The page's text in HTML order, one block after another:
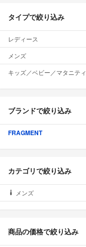
タイプで絞り込み
レディース
メンズ
キッズ／ベビー／マタニティ
ブランドで絞り込み
FRAGMENT
カテゴリで絞り込み
メンズ
商品の価格で絞り込み